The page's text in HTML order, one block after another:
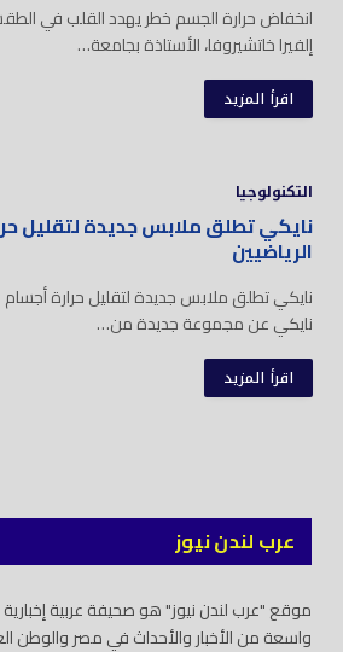
انخفاض حرارة الجسم خطر يهدد القلب في
إلفيرا خاتشيروفا، الأستاذة بجامعة…
اقرأ المزيد
التكنولوجيا
نايكي تطلق ملابس جديدة لتقليل
الرياضيين
نايكي تطلق ملابس جديدة لتقليل حرارة
نايكي عن مجموعة جديدة من…
اقرأ المزيد
عرب لندن نيوز
موقع "عرب لندن نيوز" هو صحيفة عربية
واسعة من الأخبار والأحداث في مصر والوطن